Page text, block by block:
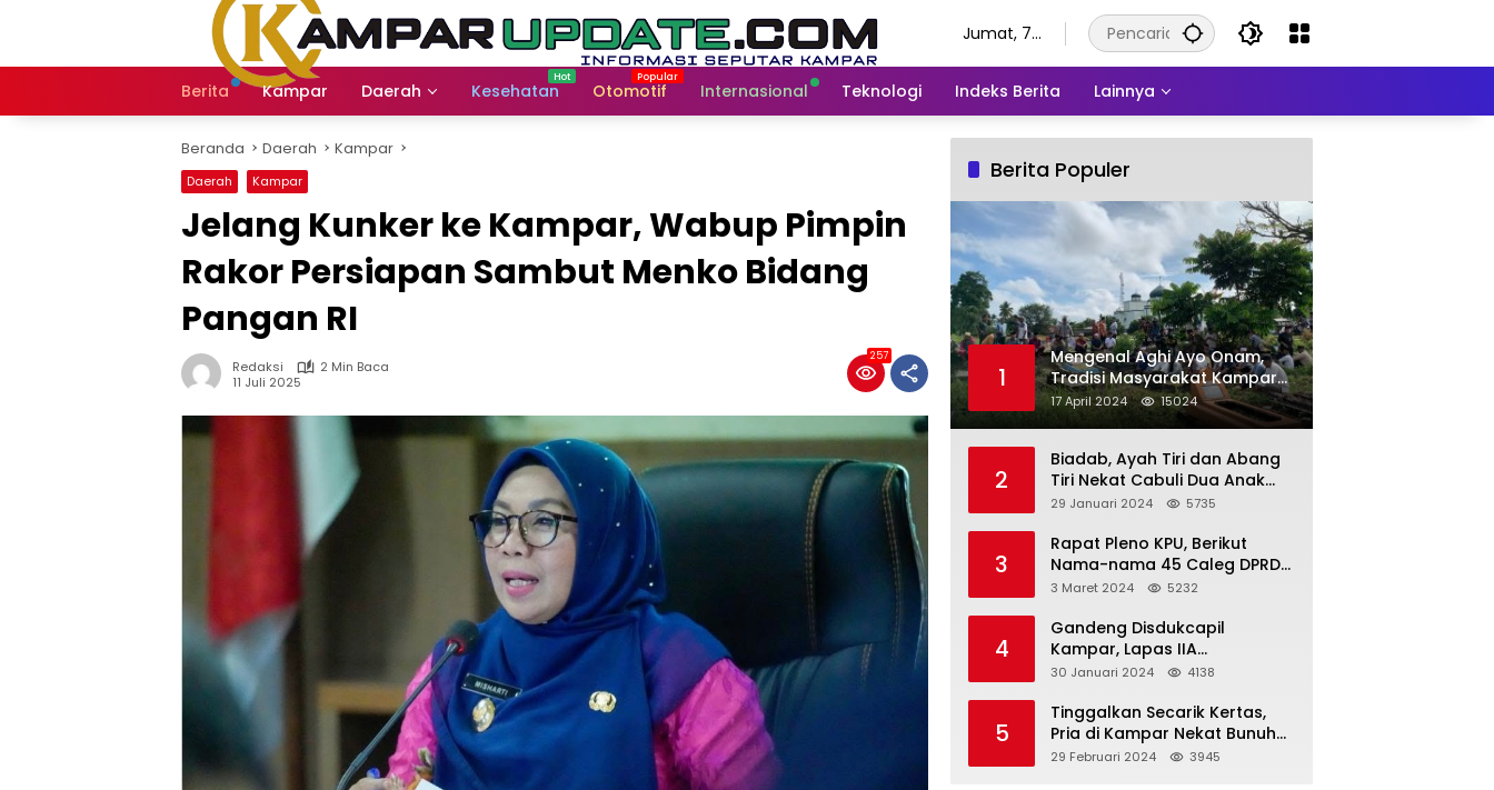
Jumat, 7
2026
Berita Kampar Daerah Kesehatan Otomotif Internasional Teknologi Indeks Berita Lainnya
Beranda Daerah Kampar
Daerah Kampar
Jelang Kunker ke Kampar, Wabup Pimpin
Rakor Persiapan Sambut Menko Bidang
Pangan RI
Redaksi
2 Min Baca
11 Juli 2025
257
Berita Populer
1
Mengenal Aghi Ayo Onam,
Tradisi Masyarakat Kampar
Setelah Hari Raya Idul Fitri
17 April 2024 15024
2
Biadab, Ayah Tiri dan Abang
Tiri Nekat Cabuli Dua Anak
Dibawah Umur
29 Januari 2024 5735
3
Rapat Pleno KPU, Berikut
Nama-nama 45 Caleg DPRD
3 Maret 2024 5232
4
Gandeng Disdukcapil
Kampar, Lapas IIA
Bangkinang Lakukan
WBP
30 Januari 2024 4138
5
Tinggalkan Secarik Kertas,
Pria di Kampar Nekat Bunuh
Diri
29 Februari 2024 3945